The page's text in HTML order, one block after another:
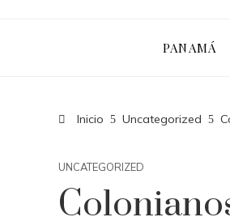
PANAMÁ
Inicio Uncategorized
UNCATEGORIZED